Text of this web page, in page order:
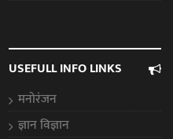
USEFULL INFO LINKS
मनोरंजन
ज्ञान विज्ञान